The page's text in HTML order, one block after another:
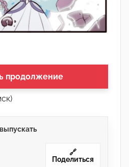
продолжение
🔗
Поделиться